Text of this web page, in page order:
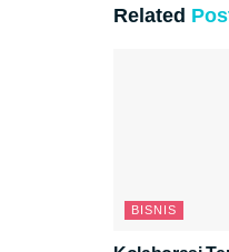
Related
BISNIS